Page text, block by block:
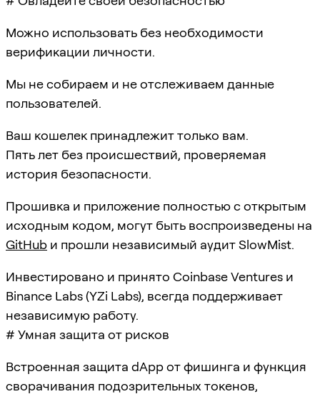
Можно использовать без необходимости
верификации личности.
Мы не собираем и не отслеживаем данные
пользователей.
Ваш кошелек принадлежит только вам.
Пять лет без происшествий, проверяемая
история безопасности.
Прошивка и приложение полностью с открытым
исходным кодом, могут быть воспроизведены на
GitHub и прошли независимый аудит SlowMist.
Инвестировано и принято Coinbase Ventures и
Binance Labs (YZi Labs), всегда поддерживает
независимую работу.
# Умная защита от рисков
Встроенная защита dApp от фишинга и функция
сворачивания подозрительных токенов,